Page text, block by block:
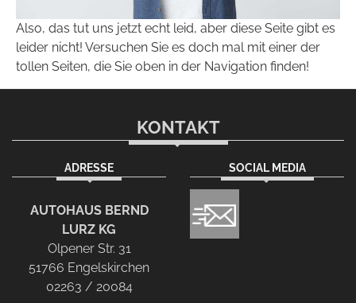
Also, das tut uns jetzt echt leid, aber diese Seite gibt es
leider nicht! Versuchen Sie es doch mal mit einer der
tollen Seiten, die Sie oben in der Navigation finden!
KONTAKT
ADRESSE
AUTOHAUS BERND
LURZ KG
Olpener Str. 31
51766 Engelskirchen
02263 / 20084
SOCIAL MEDIA